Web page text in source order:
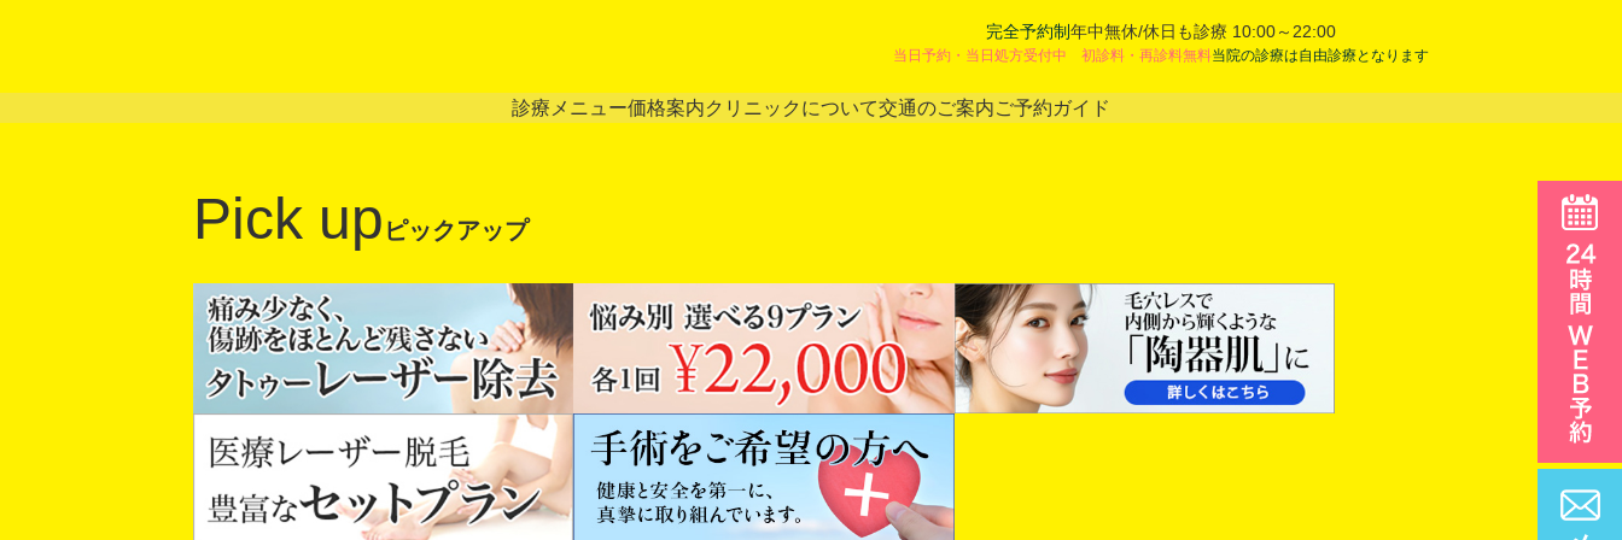
完全予約制年中無休/休日も診療 10:00～22:00
当日予約・当日処方受付中 初診料・再診料無料当院の診療は自由診療となります
診療メニュー価格案内クリニックについて交通のご案内ご予約ガイド
Pick up ピックアップ